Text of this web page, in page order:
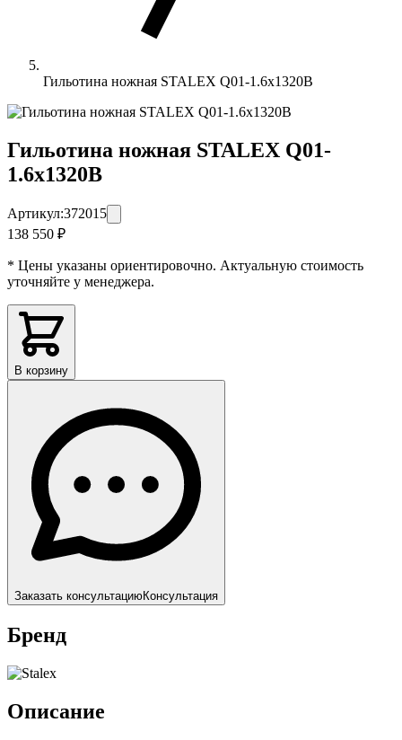
Гильотина ножная STALEX Q01-1.6x1320B
Гильотина ножная STALEX Q01-
1.6x1320B
Артикул:372015
138 550 ₽
* Цены указаны ориентировочно. Актуальную стоимость
уточняйте у менеджера.
В корзину
Заказать консультациюКонсультация
Бренд
Описание